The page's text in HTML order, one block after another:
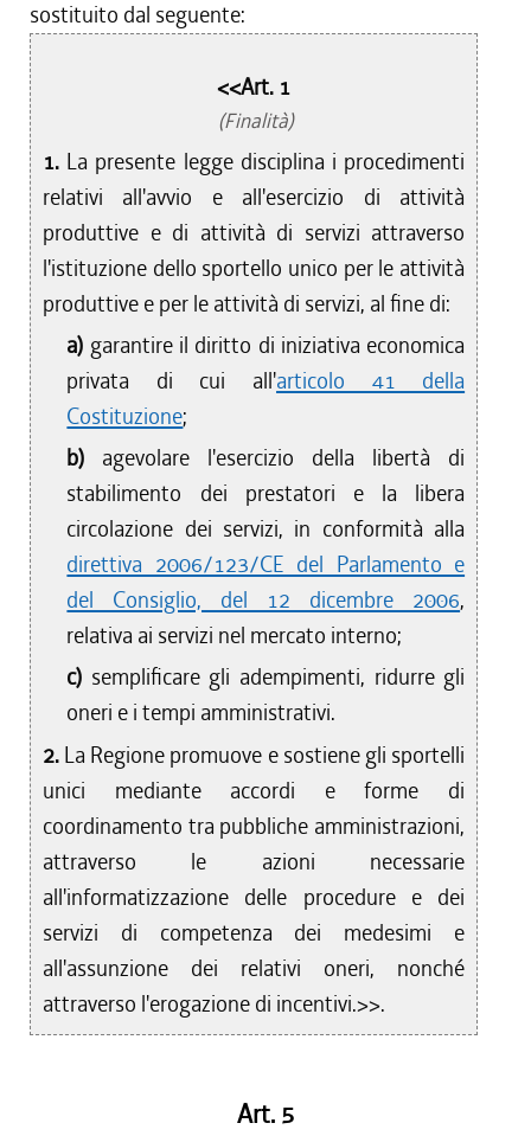
sostituito dal seguente:
<<Art. 1
(Finalità)
1. La presente legge disciplina i procedimenti
relativi all'avvio e all'esercizio di attività
produttive e di attività di servizi attraverso
l'istituzione dello sportello unico per le attività
produttive e per le attività di servizi, al fine di:
a) garantire il diritto di iniziativa economica
privata di cui all'articolo 41 della
Costituzione;
b) agevolare l'esercizio della libertà di
stabilimento dei prestatori e la libera
circolazione dei servizi, in conformità alla
direttiva 2006/123/CE del Parlamento e
del Consiglio, del 12 dicembre 2006,
relativa ai servizi nel mercato interno;
c) semplificare gli adempimenti, ridurre gli
oneri e i tempi amministrativi.
2. La Regione promuove e sostiene gli sportelli
unici mediante accordi e forme di
coordinamento tra pubbliche amministrazioni,
attraverso le azioni necessarie
all'informatizzazione delle procedure e dei
servizi di competenza dei medesimi e
all'assunzione dei relativi oneri, nonché
attraverso l'erogazione di incentivi.>>.
Art. 5